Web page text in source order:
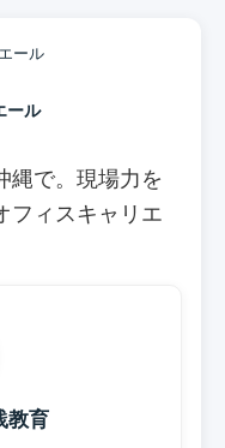
ール
縄で。現場力を
フィスキャリエ
教育